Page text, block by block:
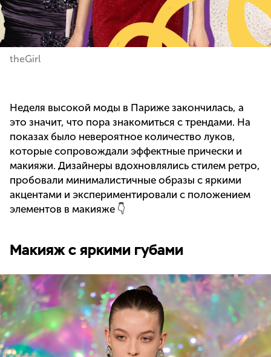
theGirl
Неделя высокой моды в Париже закончилась, а
это значит, что пора знакомиться с трендами. На
показах было невероятное количество луков,
которые сопровождали эффектные прически и
макияжи. Дизайнеры вдохновлялись стилем ретро,
пробовали минималистичные образы с яркими
акцентами и экспериментировали с положением
элементов в макияже 👇
Макияж с яркими губами